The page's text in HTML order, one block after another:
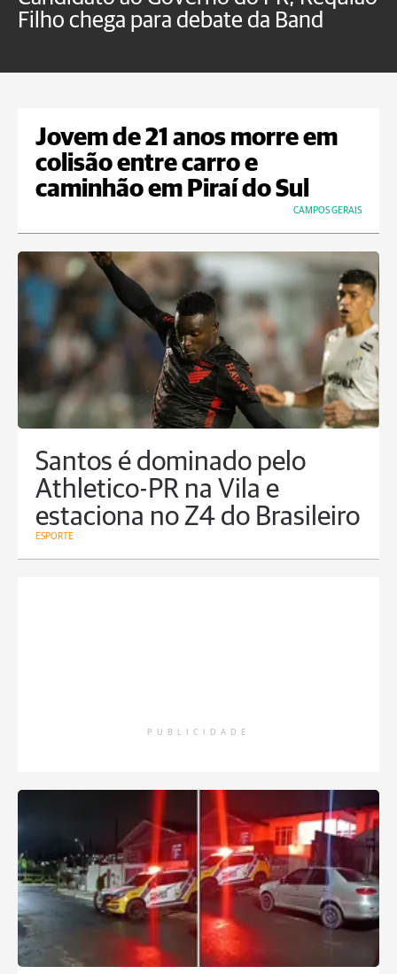
Filho chega para debate da Band
Jovem de 21 anos morre em
colisão entre carro e
caminhão em Piraí do Sul
CAMPOS GERAIS
Santos é dominado pelo
Athletico-PR na Vila e
estaciona no Z4 do Brasileiro
ESPORTE
PUBLICIDADE